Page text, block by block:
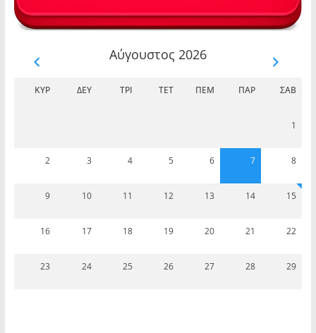
Αύγουστος 2026
ΚΥΡ ΔΕΥ ΤΡΊ ΤΕΤ ΠΈΜ ΠΑΡ ΣΆΒ
1
2 3 4 5 6 7 8
9 10 11 12 13 14 15
16 17 18 19 20 21 22
23 24 25 26 27 28 29